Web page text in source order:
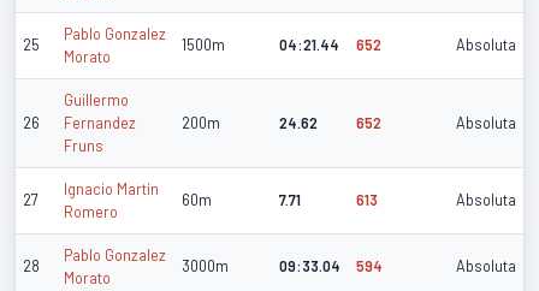
25
Pablo Gonzalez
Morato
1500m 04:21.44 652 Absoluta
26
Guillermo
Fernandez
Fruns
200m 24.62 652 Absoluta
27
Ignacio Martin
Romero
60m 7.71 613 Absoluta
28
Pablo Gonzalez
Morato
3000m 09:33.04 594 Absoluta